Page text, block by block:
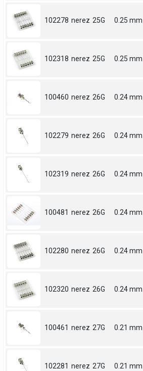
102278 nerez 25G 0.25 mm
102318 nerez 25G 0.25 mm
100460 nerez 26G 0.24 mm
102279 nerez 26G 0.24 mm
102319 nerez 26G 0.24 mm
100481 nerez 26G 0.24 mm
102280 nerez 26G 0.24 mm
102320 nerez 26G 0.24 mm
100461 nerez 27G 0.21 mm
102281 nerez 27G 0.21 mm